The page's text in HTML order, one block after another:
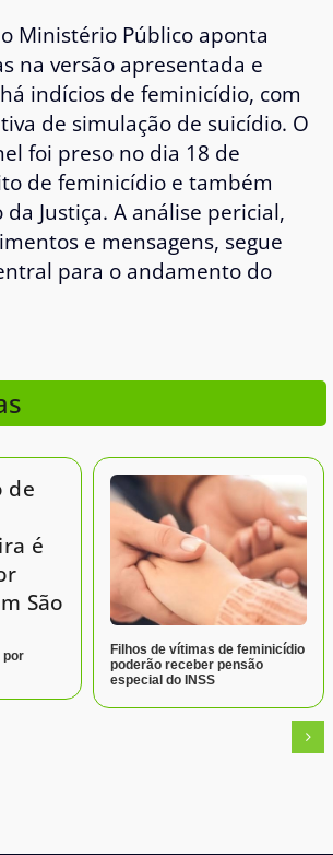
Ministério Público aponta
na versão apresentada e
indícios de feminicídio, com
de simulação de suicídio. O
foi preso no dia 18 de
de feminicídio e também
Justiça. A análise pericial,
e mensagens, segue
para o andamento do
por
Filhos de vítimas de feminicídio
poderão receber pensão
especial do INSS